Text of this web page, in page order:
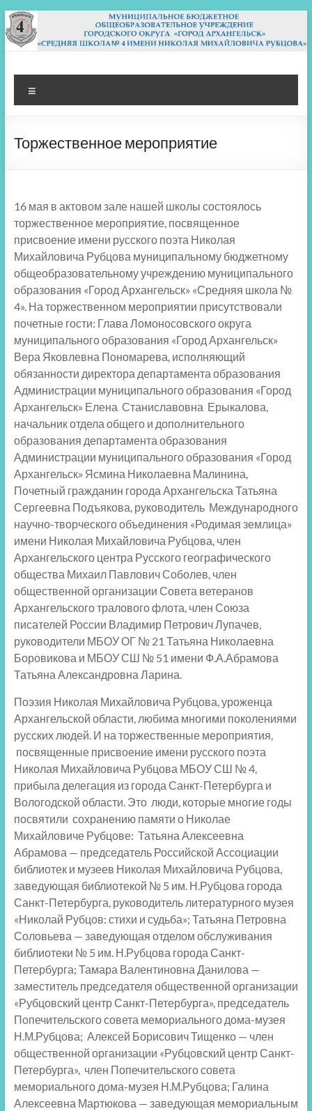
Перейти
к
содержимому
МБОУ СШ 4
Архангельск
Торжественное мероприятие
16 мая в актовом зале нашей школы состоялось
торжественное мероприятие, посвященное
присвоение имени русского поэта Николая
Михайловича Рубцова муниципальному бюджетному
общеобразовательному учреждению муниципального
образования «Город Архангельск» «Средняя школа №
4». На торжественном мероприятии присутствовали
почетные гости: Глава Ломоносовского округа
муниципального образования «Город Архангельск»
Вера Яковлевна Пономарева, исполняющий
обязанности директора департамента образования
Администрации муниципального образования «Город
Архангельск» Елена Станиславовна Ерыкалова,
начальник отдела общего и дополнительного
образования департамента образования
Администрации муниципального образования «Город
Архангельск» Ясмина Николаевна Малинина,
Почетный гражданин города Архангельска Татьяна
Сергеевна Подъякова, руководитель Международного
научно-творческого объединения «Родимая землица»
имени Николая Михайловича Рубцова, член
Архангельского центра Русского географического
общества Михаил Павлович Соболев, член
общественной организации Совета ветеранов
Архангельского тралового флота, член Союза
писателей России Владимир Петрович Лупачев,
руководители МБОУ ОГ № 21 Татьяна Николаевна
Боровикова и МБОУ СШ № 51 имени Ф.А.Абрамова
Татьяна Александровна Ларина.
Поэзия Николая Михайловича Рубцова, уроженца
Архангельской области, любима многими поколениями
русских людей. И на торжественные мероприятия,
посвященные присвоение имени русского поэта
Николая Михайловича Рубцова МБОУ СШ № 4,
прибыла делегация из города Санкт-Петербурга и
Вологодской области. Это люди, которые многие годы
посвятили сохранению памяти о Николае
Михайловиче Рубцове: Татьяна Алексеевна
Абрамова — председатель Российской Ассоциации
библиотек и музеев Николая Михайловича Рубцова,
заведующая библиотекой № 5 им. Н.Рубцова города
Санкт-Петербурга, руководитель литературного музея
«Николай Рубцов: стихи и судьба»; Татьяна Петровна
Соловьева — заведующая отделом обслуживания
библиотеки № 5 им. Н.Рубцова города Санкт-
Петербурга; Тамара Валентиновна Данилова —
заместитель председателя общественной организации
«Рубцовский центр Санкт-Петербурга», председатель
Попечительского совета мемориального дома-музея
Н.М.Рубцова; Алексей Борисович Тищенко — член
общественной организации «Рубцовский центр Санкт-
Петербурга», член Попечительского совета
мемориального дома-музея Н.М.Рубцова; Галина
Алексеевна Мартюкова — заведующая мемориальным